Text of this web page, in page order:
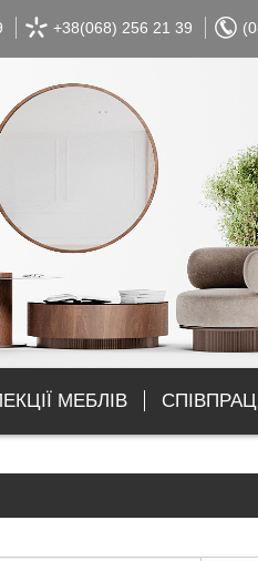
+38(068) 256 21 39
МЕБЛІВ